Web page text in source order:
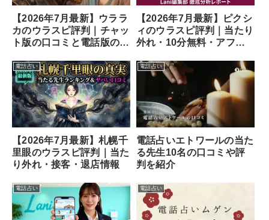
【2026年7月最新】ウララ
カのウラスピ評判｜チャッ
ト版の口コミと電話版の違
【2026年7月最新】ピクシ
ィのウラスピ評判｜当たり
外れ・10分無料・アフメ
電話占い
【2026年7月最新】札幌千
里眼のウラスピ評判｜当た
り外れ・接客・退店情報
電話占い
電話占いエトワールの当た
る先生10名の口コミや評
判を紹介
電話占い 電話占い